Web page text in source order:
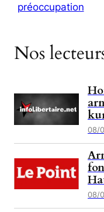
préoccupation
Nos
08/
08/